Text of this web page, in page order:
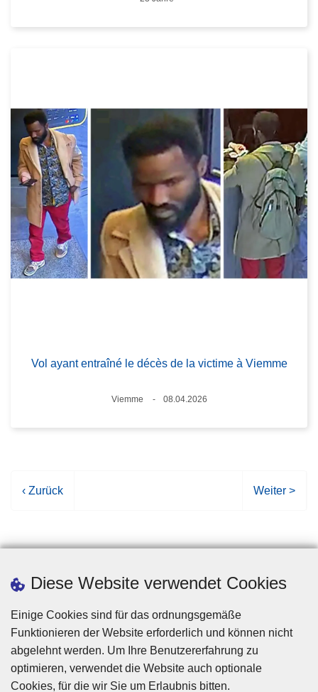
Diese Website verwendet Cookies
Einige Cookies sind für das ordnungsgemäße
Funktionieren der Website erforderlich und können nicht
abgelehnt werden. Um Ihre Benutzererfahrung zu
optimieren, verwendet die Website auch optionale
Cookies, für die wir Sie um Erlaubnis bitten.
Vol ayant entraîné le décès de la victime à Viemme
Standort
Viemme
08.04.2026
V
h
g
e
S
e
i
‹ Zurück
N
h
t
e
i
t
Weiter >
Disclaimer